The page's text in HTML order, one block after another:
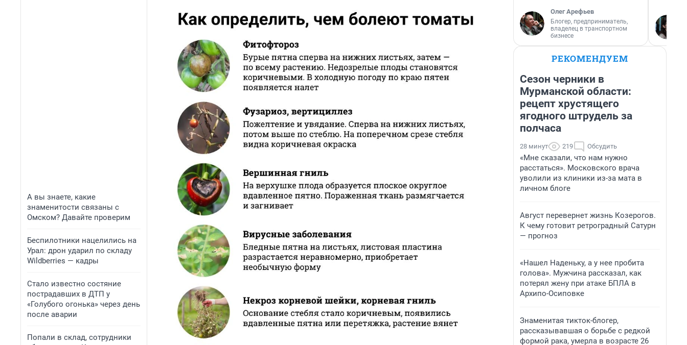
А вы знаете, какие
знаменитости связаны с
Омском? Давайте проверим
Беспилотники нацелились на
Урал: дрон ударил по складу
Wildberries — кадры
Стало известно состяние
пострадавших в ДТП у
«Голубого огонька» через день
после аварии
Попали в склад, сотрудники
Олег Арефьев
Блогер, предприниматель,
владелец в транспортном
бизнесе
РЕКОМЕНДУЕМ
Сезон черники в
Мурманской области:
рецепт хрустящего
ягодного штрудель за
полчаса
28 минут 219 Обсудить
«Мне сказали, что нам нужно
расстаться». Московского врача
уволили из клиники из-за мата в
личном блоге
Август перевернет жизнь Козерогов.
К чему готовит ретроградный Сатурн
— прогноз
«Нашел Наденьку, а у нее пробита
голова». Мужчина рассказал, как
потерял жену при атаке БПЛА в
Архипо-Осиповке
Знаменитая тикток-блогер,
рассказывавшая о борьбе с редкой
формой рака, умерла в возрасте 26